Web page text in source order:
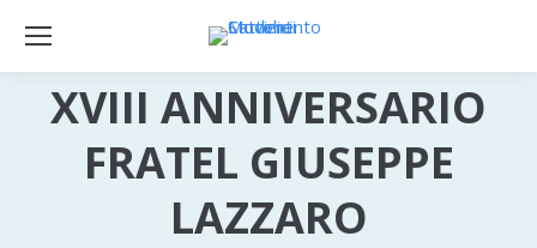
XVIII ANNIVERSARIO
FRATEL GIUSEPPE
LAZZARO